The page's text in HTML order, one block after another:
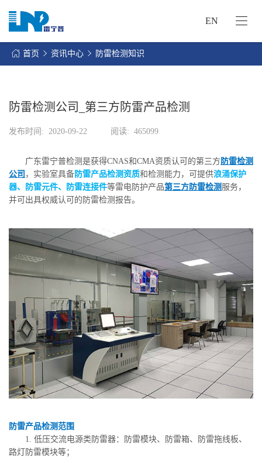
EN
首页 资讯中心 防雷检测知识
防雷检测公司_第三方防雷产品检测
发布时间: 2020-09-22 阅读: 465099
广东雷宁普检测是获得CNAS和CMA资质认可的第三方 防雷检测
公司 ，实验室具备防雷产品检测资质和检测能力，可提供浪涌保护
器、防雷元件、防雷连接件等雷电防护产品第三方防雷检测 服务，
并可出具权威认可的防雷检测报告。
防雷产品检测范围
1. 低压交流电源类防雷器：防雷模块、防雷箱、防雷拖线板、
路灯防雷模块等；
网
的
务
资
讯
系
我